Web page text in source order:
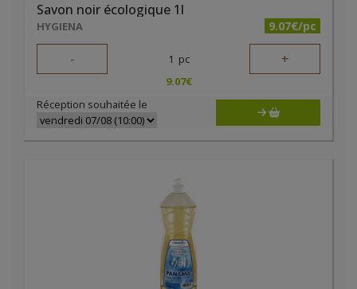
Savon noir écologique 1l
HYGIENA 9.07€/pc
- 1 pc +
9.07€
Réception souhaitée le